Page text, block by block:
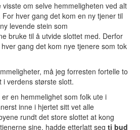
om selve hemmeligheten ved alt
hver gang det kom en ny tjener til
levende stein som
bruke til å utvide slottet med. Derfor
gang det kom nye tjenere som tok
må jeg forresten fortelle to
i verdens største slott.
en hemmelighet som folk ute i
inne i hjertet sitt vet alle
rundt det store slottet at kong
sine, hadde etterlatt seg ti bud